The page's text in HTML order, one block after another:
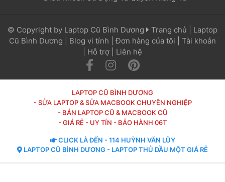
© Copyright by Laptop Cũ Bình Dương Trang chủ
Laptop
Cũ Bình Dương
Blog vi tính | Đơn hàng của tôi
Tài khoản
Hỗ trợ
Liên hệ
LAPTOP CŨ BÌNH DƯƠNG
- SỬA LAPTOP & SỬA MACBOOK CHUYÊN NGHIỆP
- BÁN LAPTOP CŨ & MACBOOK CŨ
- GIÁ RẺ - UY TÍN - BẢO HÀNH 06T
CLICK LÀ ĐẾN - 114 HUỲNH VĂN LŨY
LAPTOP CŨ BÌNH DƯƠNG - LAPTOP THỦ DẦU MỘT GIÁ RẺ